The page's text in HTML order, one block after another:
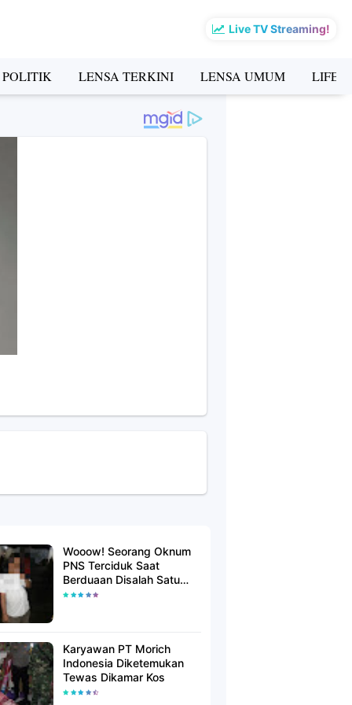
Live TV Streaming!
LENSA TERKINI LENSA UMUM
Wooow! Seorang Oknum
PNS Terciduk Saat
Berduaan Disalah Satu
Kamar Hotel Salatiga
Karyawan PT Morich
Indonesia Diketemukan
Tewas Dikamar Kos